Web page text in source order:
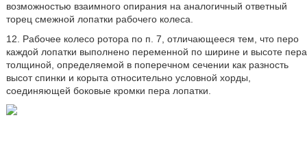
возможностью взаимного опирания на аналогичный ответный
торец смежной лопатки рабочего колеса.
12. Рабочее колесо ротора по п. 7, отличающееся тем, что перо
каждой лопатки выполнено переменной по ширине и высоте пера
толщиной, определяемой в поперечном сечении как разность
высот спинки и корыта относительно условной хорды,
соединяющей боковые кромки пера лопатки.